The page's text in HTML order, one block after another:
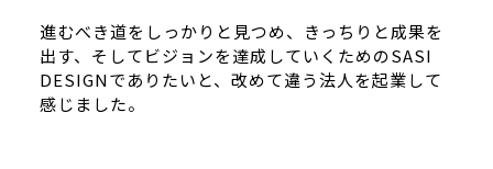
進むべき道をしっかりと見つめ、きっちりと成果を
出す、そしてビジョンを達成していくためのSASI
DESIGNでありたいと、改めて違う法人を起業して
感じました。